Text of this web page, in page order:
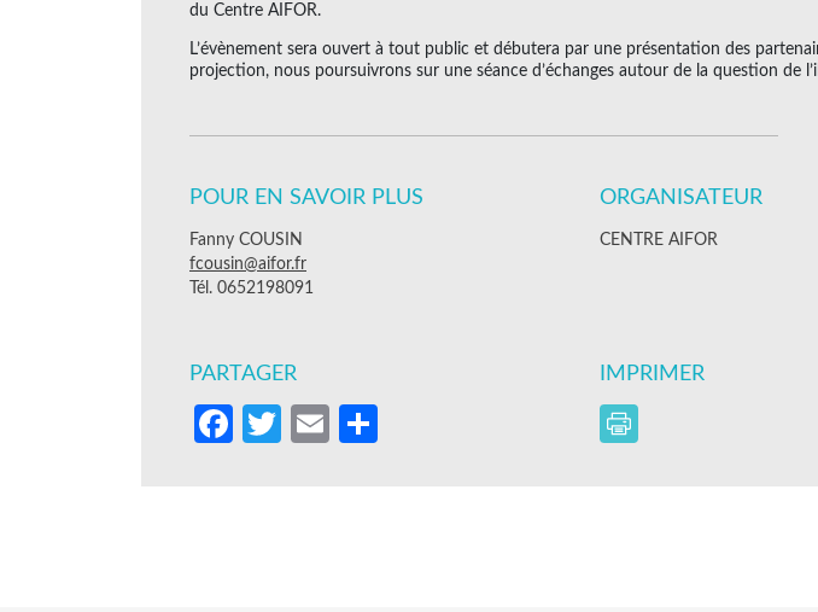
du Centre AIFOR.
L’évènement sera ouvert à tout public et débutera par une présentation des
projection, nous poursuivrons sur une séance d’échanges autour de la question de
POUR EN SAVOIR PLUS
Fanny COUSIN
fcousin@aifor.fr
Tél. 0652198091
ORGANISATEUR
CENTRE AIFOR
PARTAGER
Facebook
Twitter
Email
IMPRIMER